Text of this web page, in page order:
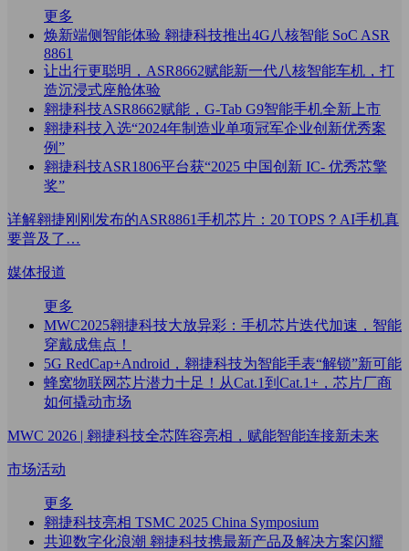
更多
焕新端侧智能体验 翱捷科技推出4G八核智能 SoC ASR
8861
让出行更聪明，ASR8662赋能新一代八核智能车机，打
造沉浸式座舱体验
翱捷科技ASR8662赋能，G-Tab G9智能手机全新上市
翱捷科技入选“2024年制造业单项冠军企业创新优秀案
例”
翱捷科技ASR1806平台获“2025 中国创新 IC- 优秀芯擎
奖”
详解翱捷刚刚发布的ASR8861手机芯片：20 TOPS？AI手机真
要普及了…
媒体报道
更多
MWC2025翱捷科技大放异彩：手机芯片迭代加速，智能
穿戴成焦点！
5G RedCap+Android，翱捷科技为智能手表“解锁”新可能
蜂窝物联网芯片潜力十足！从Cat.1到Cat.1+，芯片厂商
如何撬动市场
MWC 2026 | 翱捷科技全芯阵容亮相，赋能智能连接新未来
市场活动
更多
翱捷科技亮相 TSMC 2025 China Symposium
共迎数字化浪潮 翱捷科技携最新产品及解决方案闪耀